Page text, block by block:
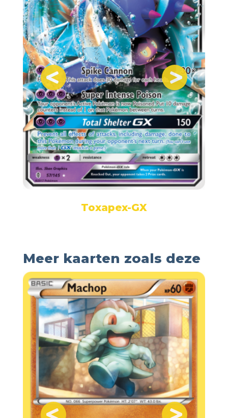
Toxapex-GX
Meer kaarten zoals deze